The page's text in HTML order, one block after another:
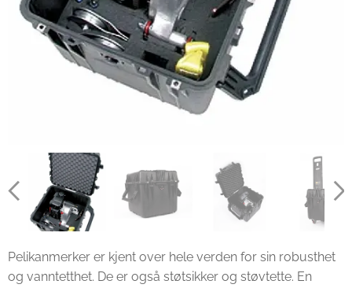
Pelikanmerker er kjent over hele verden for sin robusthet
og vanntetthet. De er også støtsikker og støvtette. En